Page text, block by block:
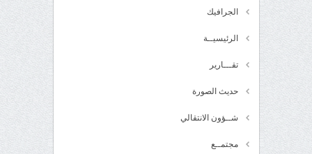
الجرافيك
الرئيسيــة
تقـــارير
حديث الصورة
شــؤون الانتقالي
مجتمــع